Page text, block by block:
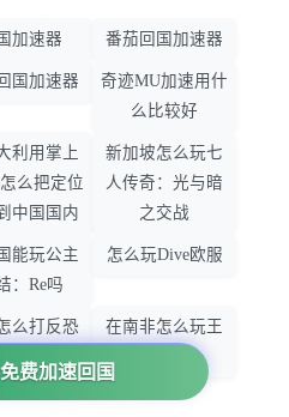
费加速回国
加速器 番茄回国加速器
国加速器
奇迹MU加速用什
么比较好
利用掌上
么把定位
中国国内
新加坡怎么玩七
人传奇：光与暗
之交战
能玩公主
：Re吗
怎么玩Dive欧服
么打反恐
全球攻势
在南非怎么玩王